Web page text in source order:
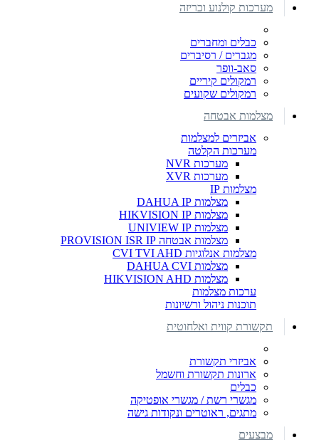
מערכות קולנוע וכריזה
כבלים ומחברים
מגברים / רסיברים
סאב-וופר
רמקולים קיריים
רמקולים שקועים
מצלמות אבטחה
אביזרים למצלמות
מערכות הקלטה
מערכות NVR
מערכות XVR
מצלמות IP
מצלמות DAHUA IP
מצלמות HIKVISION IP
מצלמות UNIVIEW IP
מצלמות אבטחה PROVISION ISR IP
מצלמות אנלוגיות CVI TVI AHD
מצלמות DAHUA CVI
מצלמות HIKVISION AHD
ערכות מצלמות
תוכנות ניהול ורשיונות
תקשורת קווית ואלחוטית
אביזרי תקשורת
ארונות תקשורת וחשמל
כבלים
מגשרי רשת / מגשרי אופטיקה
מתגים, ראוטרים ונקודות גישה
מבצעים